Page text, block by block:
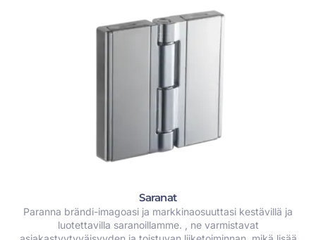
Saranat
Paranna brändi-imagoasi ja markkinaosuuttasi kestävillä ja
luotettavilla saranoillamme. , ne varmistavat